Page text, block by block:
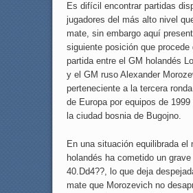
Es difícil encontrar partidas
jugadores del más alto nivel
mate, sin embargo aquí
siguiente posición que procede
partida entre el GM holandés
y el GM ruso Alexander
perteneciente a la tercera
de Europa por equipos de
la ciudad bosnia de Bugojno.
En una situación equilibrada el
holandés ha cometido un
40.Dd4??, lo que deja
mate que Morozevich no